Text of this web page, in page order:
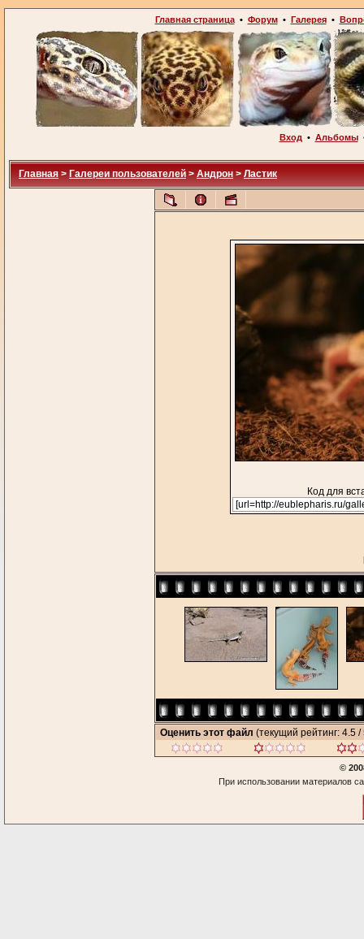
Главная страница• Форум• Галерея•
Вход • Альбомы
Главная > Галереи пользователей > Андрон > Ластик
Код для
Оценить этот файл (текущий рейтинг: 4.5 /
©
При использовании материалов